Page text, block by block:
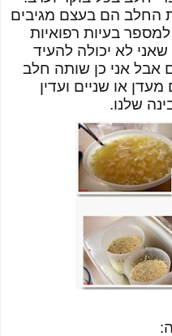
החלב הם בעצם מגיבים
בעיות רפואיות
לא יכולה להעיד
אבל אני כן שותה חלב
או שניים ועדין
שלנו.